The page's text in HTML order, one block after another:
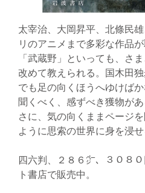
太宰治、大岡昇平、北條民
リのアニメまで多彩な作品
「武蔵野」といっても、さ
改めて教えられる。国木田
でも足の向くほうへゆけば
聞くべく、感ずべき獲物が
さに、気の向くままページ
ように思索の世界に身を浸せ
四六判、２８６㌻、３０８
ト書店で販売中。